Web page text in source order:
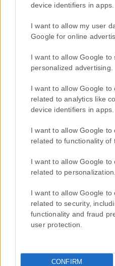
device identifiers in apps.
I want to allow my user
Google for online
I want to allow Google to
personalized advertising.
I want to allow Google to
related to analytics like
device identifiers in apps.
I want to allow Google to
related to functionality of
I want to allow Google to
related to personalization.
I want to allow Google to
related to security,
functionality and fraud
user protection.
CONFIRM